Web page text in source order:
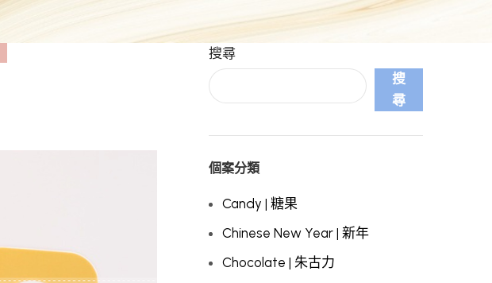
搜尋
搜
尋
個案分類
Candy | 糖果
Chinese New Year | 新年
Chocolate | 朱古力